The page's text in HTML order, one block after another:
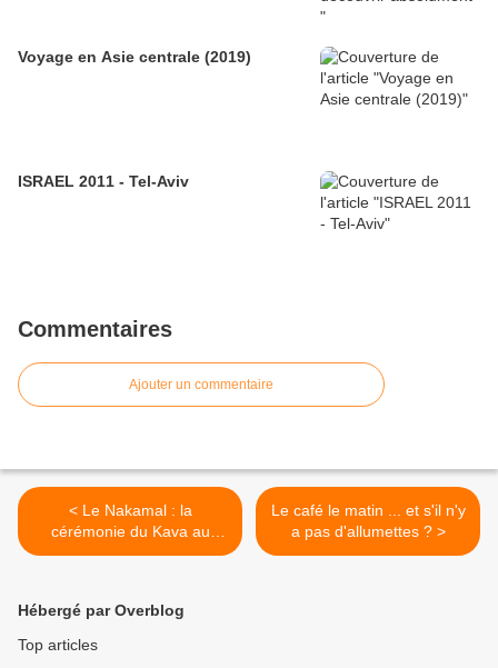
Voyage en Asie centrale (2019)
ISRAEL 2011 - Tel-Aviv
Commentaires
Ajouter un commentaire
< Le Nakamal : la
cérémonie du Kava au
Vanuatu
Le café le matin ... et s'il n'y
a pas d'allumettes ? >
Hébergé par Overblog
Top articles